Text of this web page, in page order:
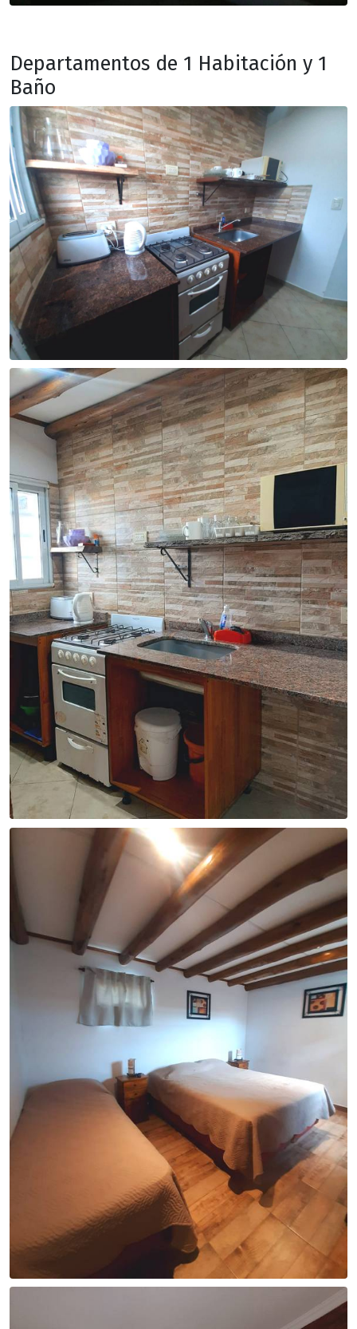
Departamentos de 1 Habitación y 1
Baño